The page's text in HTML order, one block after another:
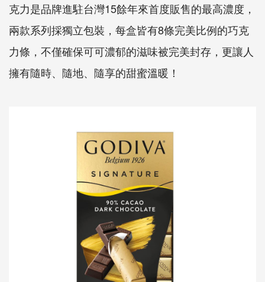
克力是品牌進駐台灣15餘年來首度販售的最高濃度，
兩款系列採獨立包裝，每盒皆有8條完美比例的巧克
力條，不僅確保可可濃郁的滋味被完美封存，更讓人
擁有隨時、隨地、隨享的甜蜜溫暖！